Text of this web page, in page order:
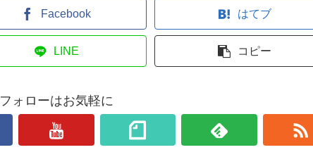
Facebook はてブ
LINE コピー
フォローはお気軽に